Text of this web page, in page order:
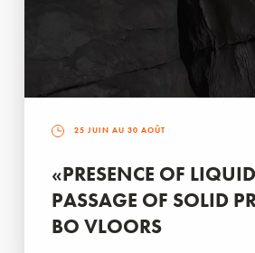
25 JUIN AU 30 AOÛT
«PRESENCE OF
PASSAGE OF SOLID
BO VLOORS